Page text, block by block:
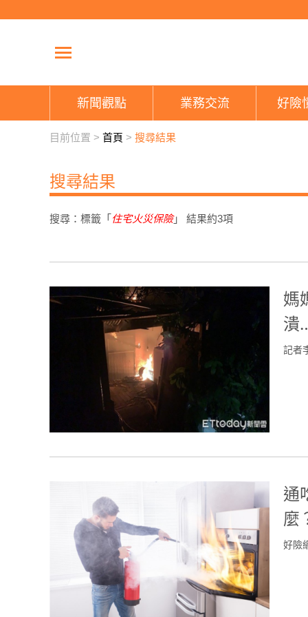
新聞觀點 業務交流 好險
目前位置 > 首頁 > 搜尋結果
搜尋結果
搜尋：標籤「 住宅火災保險」 結果約3項
媽
潰
記者
通
麼
好險